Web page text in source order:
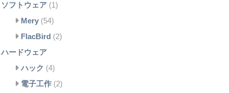
ソフトウェア(1)
Mery (54)
FlacBird (2)
ハードウェア
ハック (4)
電子工作 (2)